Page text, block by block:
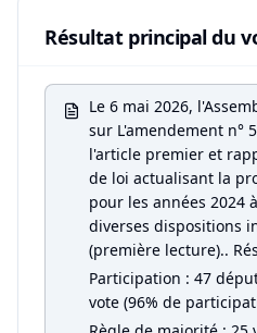
Résultat principal du
Le 6 mai 2026,
sur L'amendement n°
l'article premier et
de loi actualisant la
pour les années 2024
diverses dispositions
(première lecture)..
Participation : 47
vote (96% de